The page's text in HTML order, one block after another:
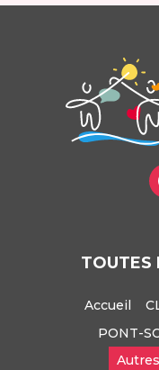
TOUTES
Accueil
PONT-